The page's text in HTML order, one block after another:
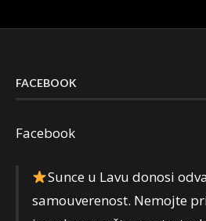
FACEBOOK
Facebook
Sunce u Lavu donosi
samouverenost. Nemojte